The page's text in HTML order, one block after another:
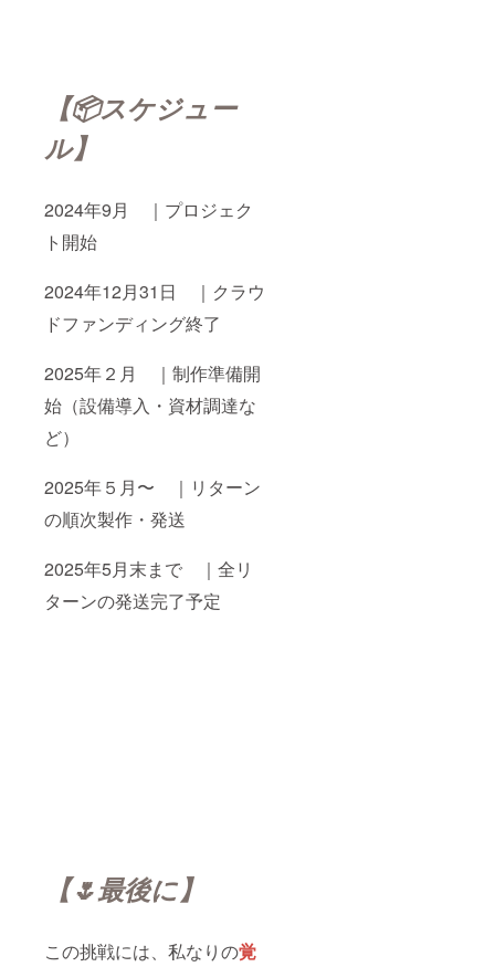
【📦スケジュー
ル】
2024年9月 ｜プロジェク
ト開始
2024年12月31日 ｜クラウ
ドファンディング終了
2025年２月 ｜制作準備開
始（設備導入・資材調達な
ど）
2025年５月〜 ｜リターン
の順次製作・発送
2025年5月末まで ｜全リ
ターンの発送完了予定
【🌷最後に】
この挑戦には、私なりの覚